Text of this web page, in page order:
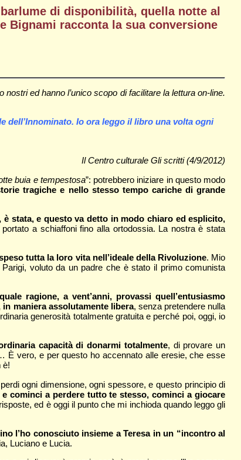
di disponibilità, quella notte al
Bignami racconta la sua conversione
ed hanno l’unico scopo di facilitare la lettura on-line.
dell’Innominato. Io ora leggo il libro una volta ogni
Il Centro culturale Gli scritti (4/9/2012)
buia e tempestosa”: potrebbero iniziare in questo modo
tragiche e nello stesso tempo cariche di grande
stata, e questo va detto in modo chiaro ed esplicito,
a schiaffoni fino alla ortodossia. La nostra è stata
tutta la loro vita nell’ideale della Rivoluzione. Mio
voluto da un padre che è stato il primo comunista
ragione, a vent’anni, provassi quell’entusiasmo
maniera assolutamente libera, senza pretendere nulla
generosità totalmente gratuita e perché poi, oggi, io
capacità di donarmi totalmente, di provare un
È vero, e per questo ho accennato alle eresie, che esse
è!
ogni dimensione, ogni spessore, e questo principio di
cominci a perdere tutto te stesso, cominci a giocare
ed è oggi il punto che mi inchioda quando leggo gli
l’ho conosciuto insieme a Teresa in un “incontro al
Luciano e Lucia.